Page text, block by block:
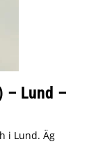
– Lund –
i Lund. Äg